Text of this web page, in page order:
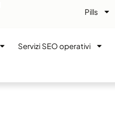
Pills
Servizi SEO operativi